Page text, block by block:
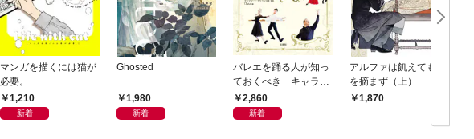
マンガを描くには猫が
必要。
1,210
新着
Ghosted
1,980
新着
バレエを踊る人が知っ
ておくべき キャラク
ターダンスの基本
2,860
新着
アルファは飢えても主
を摘まず（上）
1,870